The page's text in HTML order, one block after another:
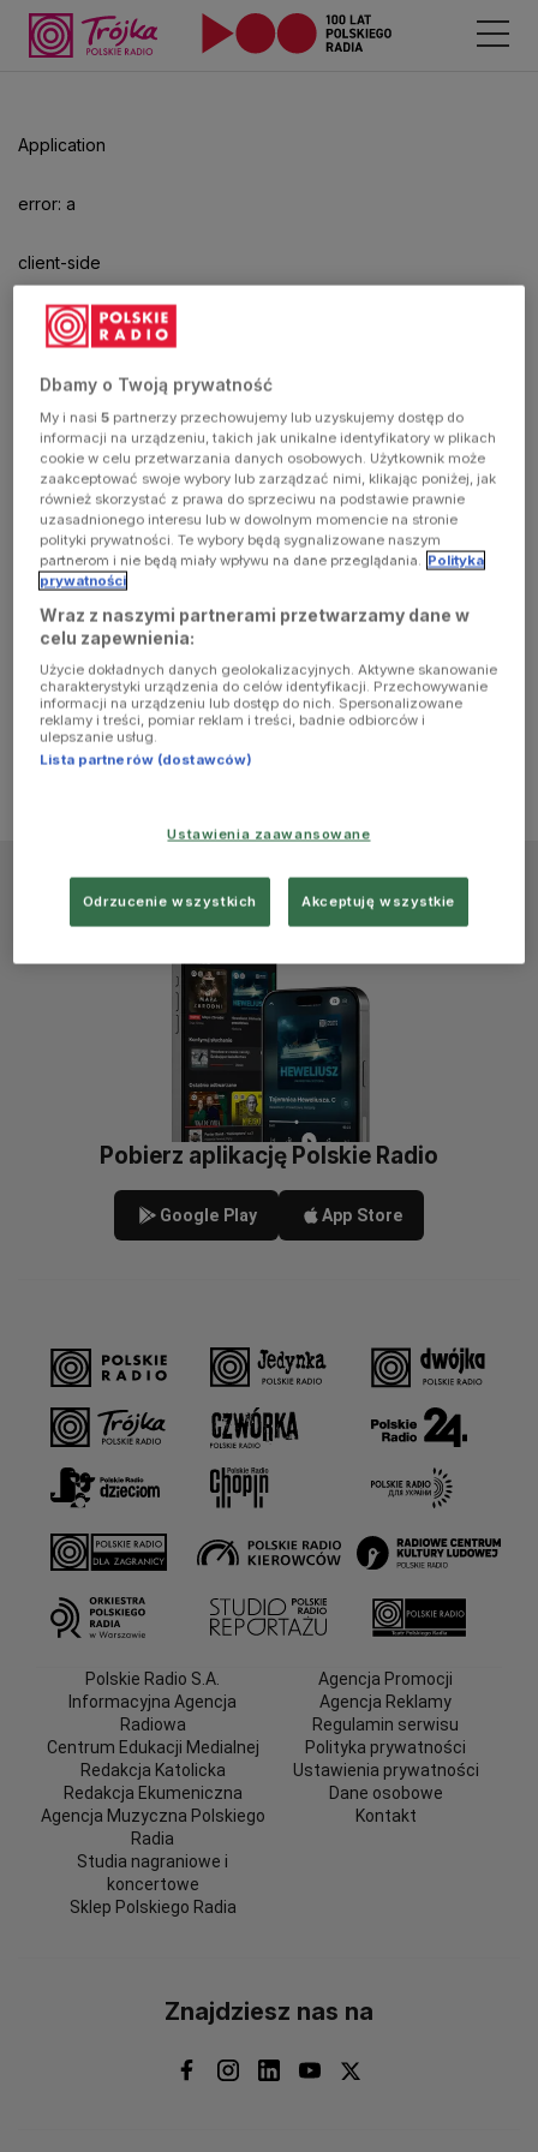
Application
error: a
client-side
exception
has
occurred
(see the
browser
console for
more
information)
Pobierz aplikację Polskie Radio
Google Play App Store
Polskie Radio S.A.
Informacyjna Agencja
Radiowa
Centrum Edukacji Medialnej
Redakcja Katolicka
Redakcja Ekumeniczna
Agencja Muzyczna Polskiego
Radia
Studia nagraniowe i
koncertowe
Sklep Polskiego Radia
Agencja Promocji
Agencja Reklamy
Regulamin serwisu
Polityka prywatności
Ustawienia prywatności
Dane osobowe
Kontakt
Znajdziesz nas na
Dbamy o Twoją prywatność
My i nasi5 partnerzy przechowujemy lub uzyskujemy dostęp do
informacji na urządzeniu, takich jak unikalne identyfikatory w plikach
cookie w celu przetwarzania danych osobowych. Użytkownik może
zaakceptować swoje wybory lub zarządzać nimi, klikając poniżej, jak
również skorzystać z prawa do sprzeciwu na podstawie prawnie
uzasadnionego interesu lub w dowolnym momencie na stronie
polityki prywatności. Te wybory będą sygnalizowane naszym
partnerom i nie będą miały wpływu na dane przeglądania. Polityka
prywatności
Wraz z naszymi partnerami przetwarzamy dane w
celu zapewnienia:
Użycie dokładnych danych geolokalizacyjnych. Aktywne skanowanie
charakterystyki urządzenia do celów identyfikacji. Przechowywanie
informacji na urządzeniu lub dostęp do nich. Spersonalizowane
reklamy i treści, pomiar reklam i treści, badnie odbiorców i
ulepszanie usług.
Lista partnerów (dostawców)
Ustawienia zaawansowane
Odrzucenie wszystkich Akceptuję wszystkie